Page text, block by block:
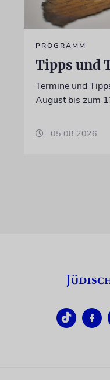
PROGRAMM
Tipps und
Termine und
August bis zum
05.08.2026